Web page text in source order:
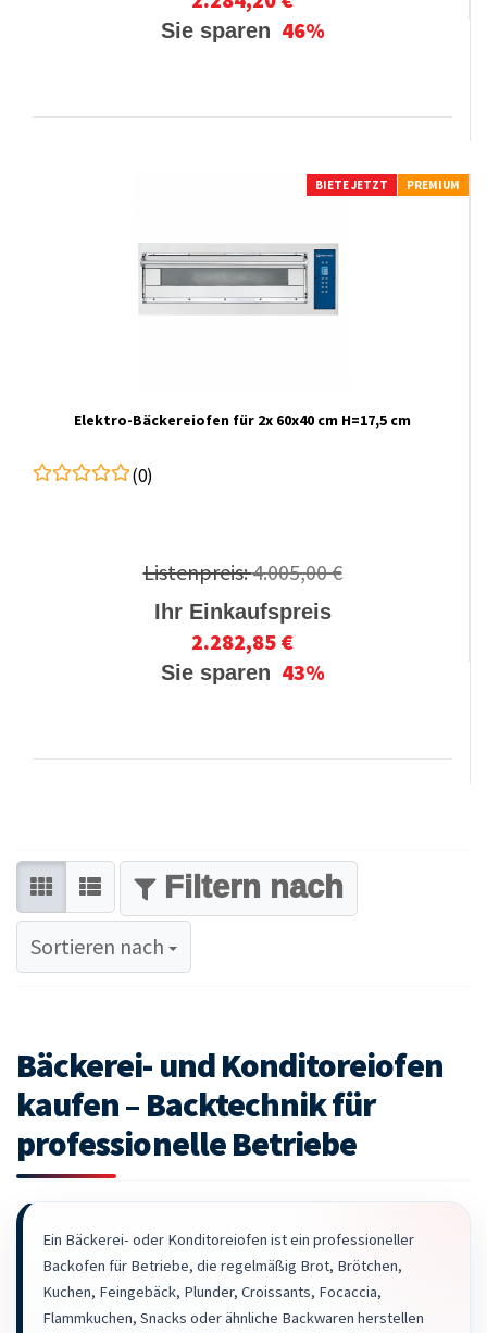
Sie sparen 46%
BIETE JETZT PREMIUM
Elektro-Bäckereiofen für 2x 60x40 cm H=17,5 cm
(0)
Listenpreis:4.005,00 €
Ihr Einkaufspreis
2.282,85 €
Sie sparen 43%
Sortieren nach
Sortieren nach
Bäckerei- und Konditoreiofen
kaufen – Backtechnik für
professionelle Betriebe
Ein Bäckerei- oder Konditoreiofen ist ein professioneller
Backofen für Betriebe, die regelmäßig Brot, Brötchen,
Kuchen, Feingebäck, Plunder, Croissants, Focaccia,
Flammkuchen, Snacks oder ähnliche Backwaren herstellen